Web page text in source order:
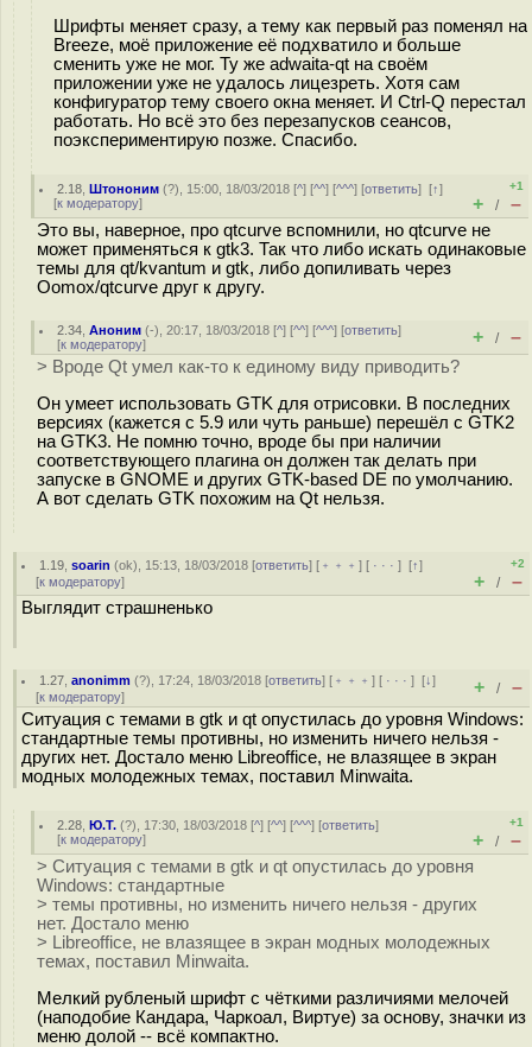
Шрифты меняет сразу, а тему как первый раз поменял на
Breeze, моё приложение её подхватило и больше
сменить уже не мог. Ту же adwaita-qt на своём
приложении уже не удалось лицезреть. Хотя сам
конфигуратор тему своего окна меняет. И Ctrl-Q перестал
работать. Но всё это без перезапусков сеансов,
поэкспериментирую позже. Спасибо.
2.18 ,Штононим (?), 15:00, 18/03/2018 [^] [^^] [^^^] [ответить][↑]
[к модератору]
+1
+ / –
Это вы, наверное, про qtcurve вспомнили, но qtcurve не
может применяться к gtk3. Так что либо искать одинаковые
темы для qt/kvantum и gtk, либо допиливать через
Oomox/qtcurve друг к другу.
2.34 ,Аноним (-), 20:17, 18/03/2018 [^] [^^] [^^^] [ответить]
[к модератору] + / –
> Вроде Qt умел как-то к единому виду приводить?
Он умеет использовать GTK для отрисовки. В последних
версиях (кажется с 5.9 или чуть раньше) перешёл с GTK2
на GTK3. Не помню точно, вроде бы при наличии
соответствующего плагина он должен так делать при
запуске в GNOME и других GTK-based DE по умолчанию.
А вот сделать GTK похожим на Qt нельзя.
1.19 ,soarin (ok), 15:13, 18/03/2018 [ответить] [ ﹢﹢﹢] [ · · ·][↑]
[к модератору]
+2
+ / –
Выглядит страшненько
1.27 ,anonimm (?), 17:24, 18/03/2018 [ответить] [ ﹢﹢﹢] [ · · ·][↓]
[к модератору] + / –
Ситуация с темами в gtk и qt опустилась до уровня Windows:
стандартные темы противны, но изменить ничего нельзя -
других нет. Достало меню Libreoffice, не влазящее в экран
модных молодежных темах, поставил Minwaita.
2.28 ,Ю.Т. (?), 17:30, 18/03/2018 [^] [^^] [^^^] [ответить]
[к модератору]
+1
+ / –
> Ситуация с темами в gtk и qt опустилась до уровня
Windows: стандартные
> темы противны, но изменить ничего нельзя - других
нет. Достало меню
> Libreoffice, не влазящее в экран модных молодежных
темах, поставил Minwaita.
Мелкий рубленый шрифт с чёткими различиями мелочей
(наподобие Кандара, Чаркоал, Виртуе) за основу, значки из
меню долой -- всё компактно.